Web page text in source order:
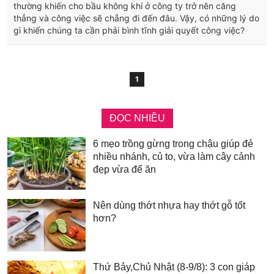
thường khiến cho bầu không khí ở công ty trở nên căng
thẳng và công việc sẽ chẳng đi đến đâu. Vậy, có những lý do
gì khiến chúng ta cần phải bình tĩnh giải quyết công việc?
1
ĐỌC NHIỀU
6 mẹo trồng gừng trong chậu giúp đẻ
nhiều nhánh, củ to, vừa làm cây cảnh
đẹp vừa để ăn
Nên dùng thớt nhựa hay thớt gỗ tốt
hơn?
Thứ Bảy,Chủ Nhật (8-9/8): 3 con giáp